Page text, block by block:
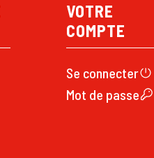
VOTRE
COMPTE
Se connecter
Mot de passe